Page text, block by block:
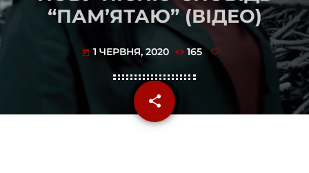
“ПАМ’ЯТАЮ” (ВІДЕО)
today 1 ЧЕРВНЯ, 2020 165
share
email